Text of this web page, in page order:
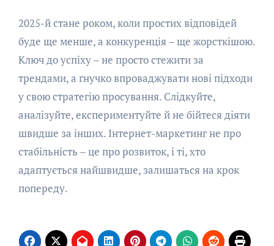
2025-й стане роком, коли простих відповідей
буде ще менше, а конкуренція – ще жорсткішою.
Ключ до успіху – не просто стежити за
трендами, а гнучко впроваджувати нові підходи
у свою стратегію просування. Слідкуйте,
аналізуйте, експериментуйте й не бійтеся діяти
швидше за інших. Інтернет-маркетинг не про
стабільність – це про розвиток, і ті, хто
адаптується найшвидше, залишаться на крок
попереду.